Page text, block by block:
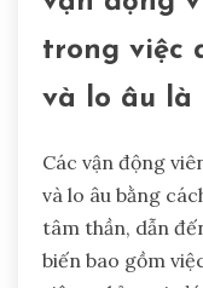
Các sai
vận động
trong việc